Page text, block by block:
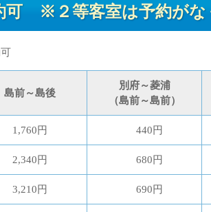
※２等客室は予約がな
島前～島後
別府～菱浦
（島前～島前）
1,760円 440円
2,340円 680円
3,210円 690円